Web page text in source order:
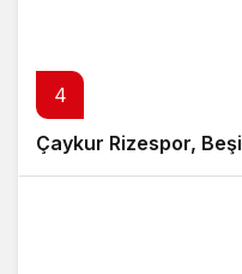
4
Çaykur Rizespor,